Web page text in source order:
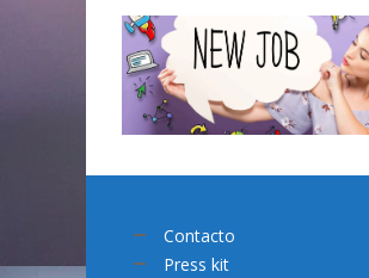
Contacto
Press kit